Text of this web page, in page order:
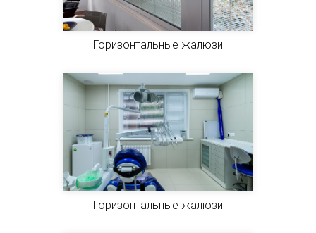
Горизонтальные жалюзи
Горизонтальные жалюзи